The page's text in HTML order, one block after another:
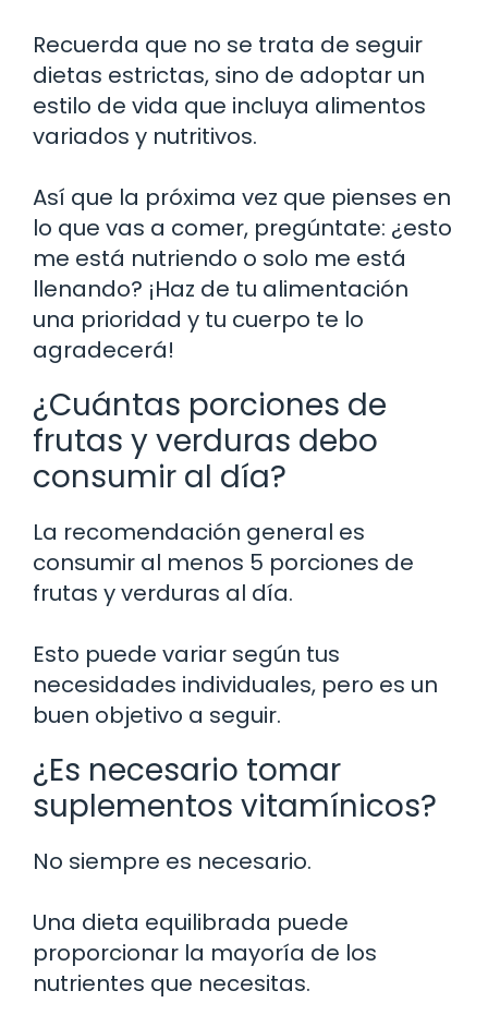
Recuerda que no se trata de seguir
dietas estrictas, sino de adoptar un
estilo de vida que incluya alimentos
variados y nutritivos.
Así que la próxima vez que pienses en
lo que vas a comer, pregúntate: ¿esto
me está nutriendo o solo me está
llenando? ¡Haz de tu alimentación
una prioridad y tu cuerpo te lo
agradecerá!
¿Cuántas porciones de
frutas y verduras debo
consumir al día?
La recomendación general es
consumir al menos 5 porciones de
frutas y verduras al día.
Esto puede variar según tus
necesidades individuales, pero es un
buen objetivo a seguir.
¿Es necesario tomar
suplementos vitamínicos?
No siempre es necesario.
Una dieta equilibrada puede
proporcionar la mayoría de los
nutrientes que necesitas.